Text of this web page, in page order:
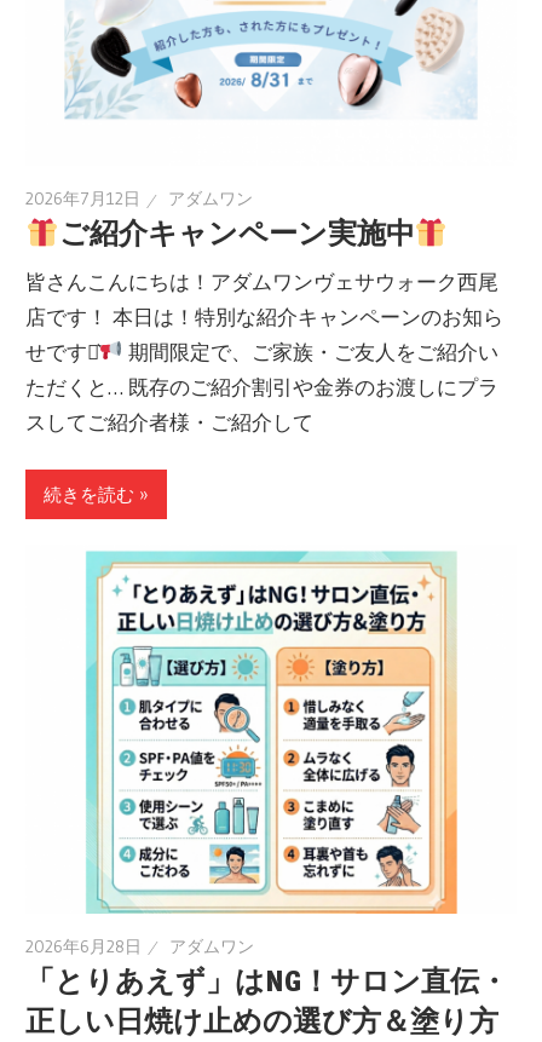
2026年7月12日 アダムワン
ご紹介キャンペーン実施中
皆さんこんにちは！アダムワンヴェサウォーク西尾
店です！ 本日は！特別な紹介キャンペーンのお知ら
せです⋆͛
期間限定で、ご家族・ご友人をご紹介い
ただくと… 既存のご紹介割引や金券のお渡しにプラ
スしてご紹介者様・ご紹介して
続きを読む »
2026年6月28日 アダムワン
「とりあえず」はNG！サロン直伝・
正しい日焼け止めの選び方＆塗り方